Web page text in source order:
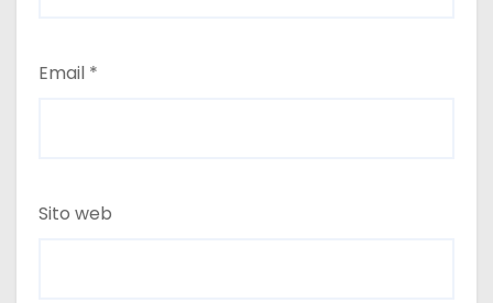
Email *
Sito web